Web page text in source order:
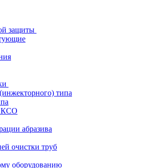
защиты
типа
КСО
абразива
очистки труб
оборудованию